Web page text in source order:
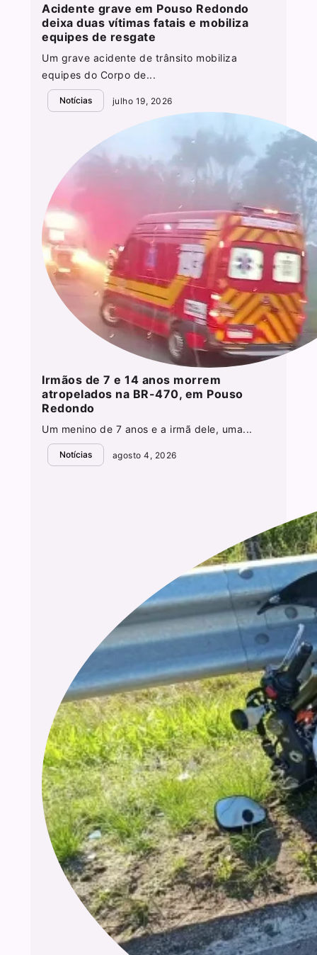
Acidente grave em Pouso Redondo
deixa duas vítimas fatais e mobiliza
equipes de resgate
Um grave acidente de trânsito mobiliza
equipes do Corpo de...
Notícias julho 19, 2026
Irmãos de 7 e 14 anos morrem
atropelados na BR-470, em Pouso
Redondo
Um menino de 7 anos e a irmã dele, uma...
Notícias agosto 4, 2026